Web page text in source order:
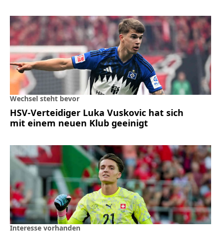
Wechsel steht bevor
HSV-Verteidiger Luka Vuskovic hat sich
mit einem neuen Klub geeinigt
Interesse vorhanden